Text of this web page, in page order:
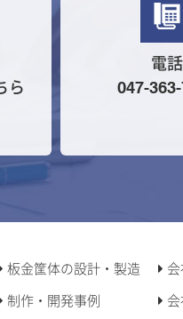
ら
電話
047-
板金筐体の設計・製造
制作・開発事例